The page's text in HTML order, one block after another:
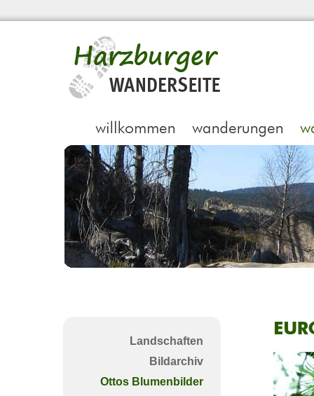
Landschaften
Bildarchiv
Ottos Blumenbilder